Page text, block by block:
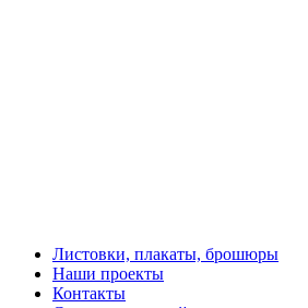
Листовки, плакаты, брошюры
Наши проекты
Контакты